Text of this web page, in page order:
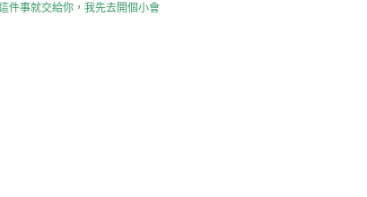
件事就交給你，我先去開個小會